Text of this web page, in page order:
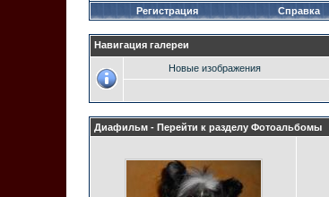
Регистрация Справка
Навигация галереи
Новые изображения
Диафильм - Перейти к разделу Фотоальбомы